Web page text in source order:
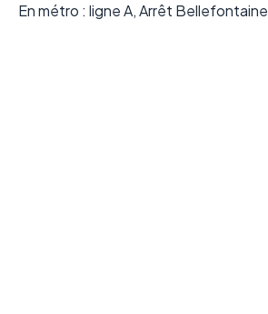
En métro : ligne A, Arrêt Bellefontaine